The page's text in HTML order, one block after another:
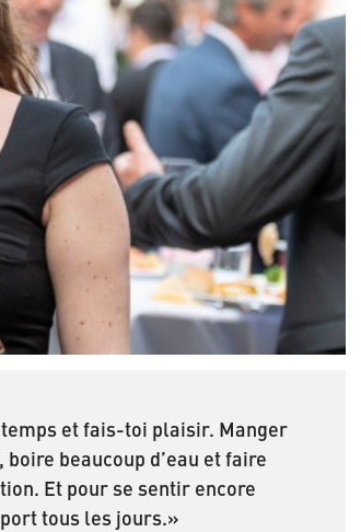
et fais-toi plaisir. Manger
beaucoup d’eau et faire
Et pour se sentir encore
tous les jours.»